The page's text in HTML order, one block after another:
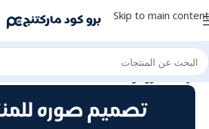
Skip to main content
الرئيسية برو كود